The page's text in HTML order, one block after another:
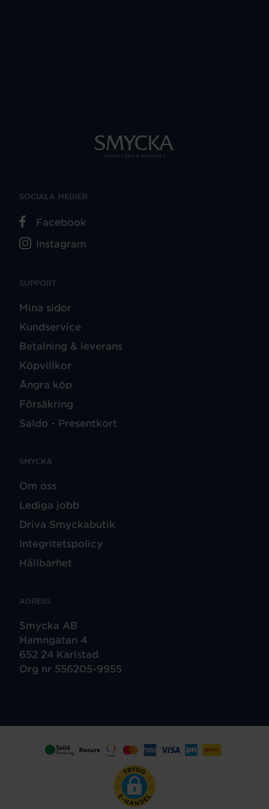
SUPPORT
Mina sidor
Kundservice
Betalning & leverans
Köpvillkor
Ångra köp
Försäkring
Saldo - Presentkort
SMYCKA
Om oss
Lediga jobb
Driva Smyckabutik
Integritetspolicy
Hållbarhet
ADRESS
Smycka AB
Hamngatan 4
652 24 Karlstad
Org nr 556205-9955
SOCIALA MEDIER
Facebook
Instagram